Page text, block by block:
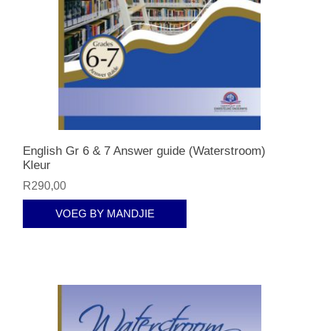
English Gr 6 & 7 Answer guide (Waterstroom)
Kleur
R290,00
VOEG BY MANDJIE